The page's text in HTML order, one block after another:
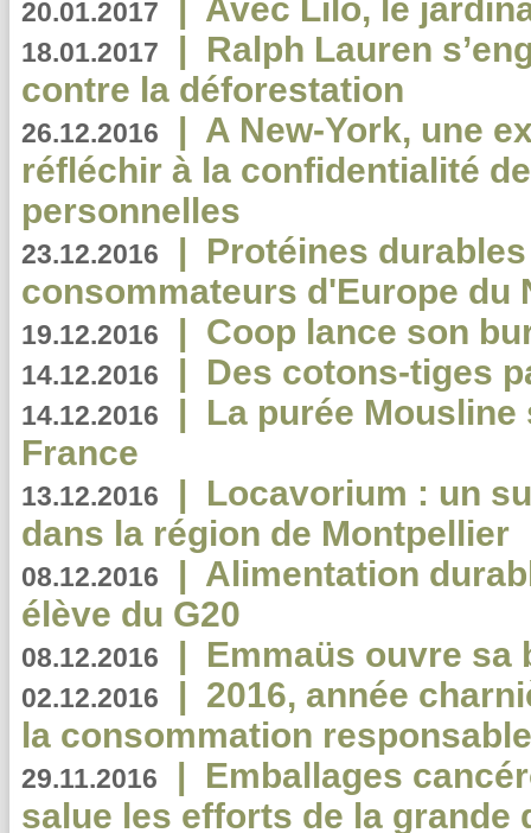
20.01.2017 | Avec Lilo, le
18.01.2017 | Ralph Lauren
contre la déforestation
26.12.2016 | A New-York, une
réfléchir à la confidentialité
personnelles
23.12.2016 | Protéines
consommateurs d'Europe du
19.12.2016 | Coop lance son
14.12.2016 | Des cotons-tiges
14.12.2016 | La purée
France
13.12.2016 | Locavorium : un
dans la région de Montpellier
08.12.2016 | Alimentation
élève du G20
08.12.2016 | Emmaüs ouvre sa
02.12.2016 | 2016, année
la consommation
29.11.2016 | Emballages
salue les efforts de la grande